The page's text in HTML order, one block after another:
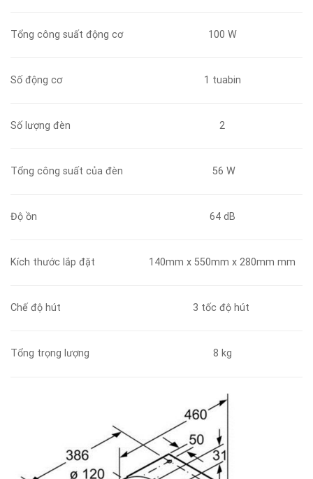
Tổng công suất động cơ 100 W
Số động cơ 1 tuabin
Số lượng đèn 2
Tổng công suất của đèn 56 W
Độ ồn 64 dB
Kích thước lắp đặt 140mm x 550mm x 280mm mm
Chế độ hút 3 tốc độ hút
Tổng trọng lượng 8 kg